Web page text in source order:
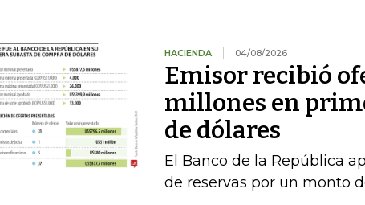
HACIENDA 04/08/2026
Emisor recibió
millones en
de dólares
El Banco de la República
de reservas por un monto